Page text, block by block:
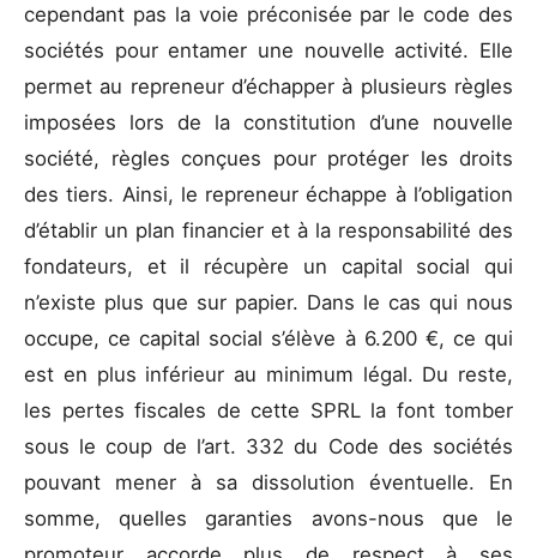
cependant pas la voie préconisée par le code des
sociétés pour entamer une nouvelle activité. Elle
permet au repreneur d’échapper à plusieurs règles
imposées lors de la constitution d’une nouvelle
société, règles conçues pour protéger les droits
des tiers. Ainsi, le repreneur échappe à l’obligation
d’établir un plan financier et à la responsabilité des
fondateurs, et il récupère un capital social qui
n’existe plus que sur papier. Dans le cas qui nous
occupe, ce capital social s’élève à 6.200 €, ce qui
est en plus inférieur au minimum légal. Du reste,
les pertes fiscales de cette SPRL la font tomber
sous le coup de l’art. 332 du Code des sociétés
pouvant mener à sa dissolution éventuelle. En
somme, quelles garanties avons-nous que le